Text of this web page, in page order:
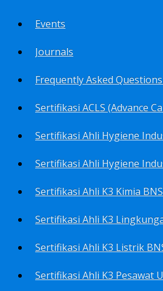
Events
Journals
Sertifikasi Ahli K3 Kimia
Sertifikasi Ahli K3 Listrik